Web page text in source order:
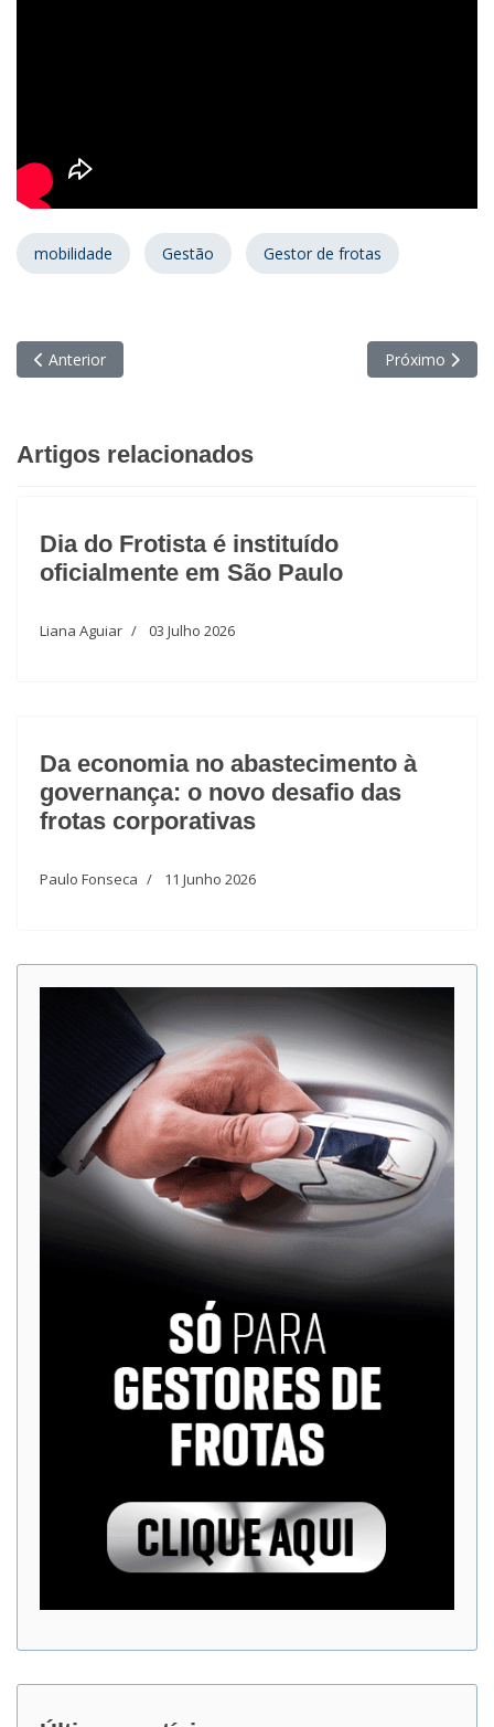
mobilidade Gestão Gestor de frotas
Artigo anterior: Maio Amarelo na Consigaz: abordagem leve e
Anterior Próximo
Próximo
Artigos relacionados
Dia do Frotista é instituído
oficialmente em São Paulo
Liana Aguiar 03 Julho 2026
Da economia no abastecimento à
governança: o novo desafio das
frotas corporativas
Paulo Fonseca 11 Junho 2026